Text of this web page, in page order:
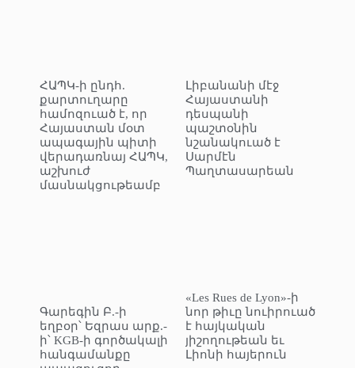
ՀԱՊԿ-ի ընդհ.
քարտուղարը
համոզուած է, որ
Հայաստան մօտ
ապագային պիտի
վերադառնայ ՀԱՊԿ,
աշխուժ
մասնակցութեամբ
Գարեգին Բ.-ի
եղբօր՝ Եզրաս արք.-
ի՝ KGB-ի գործակալի
հանգամանքը
Լիբանանի մէջ
Հայաստանի
դեսպանի
պաշտօնին
նշանակուած է
Սարմէն
Պաղտասարեան
«Les Rues de Lyon»-ի
նոր թիւը նուիրուած
է հայկական
յիշողութեան եւ
Լիոնի հայերուն